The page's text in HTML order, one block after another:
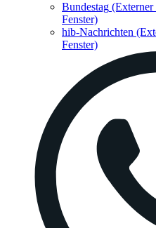
Bundestag
Fenster)
hib-Nachrichten
Fenster)